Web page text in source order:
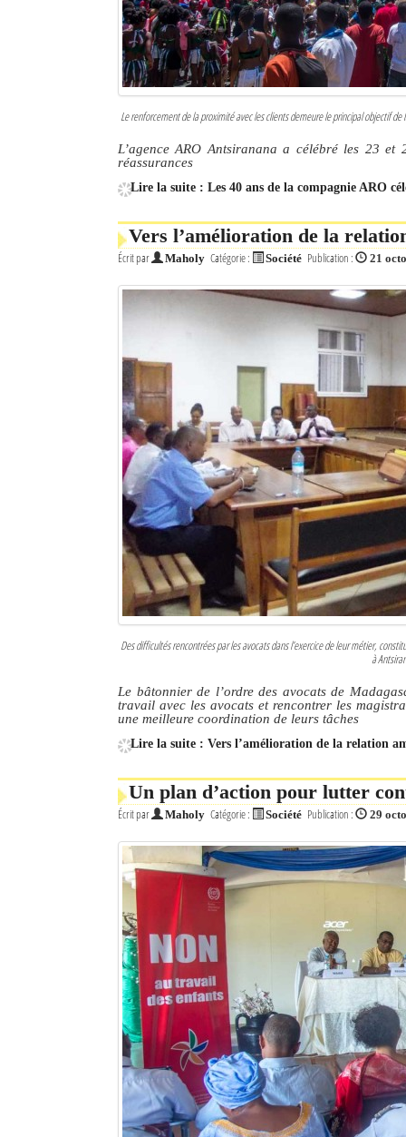
Le renforcement de la proximité avec les clients demeure le principal objectif
L’agence ARO Antsiranana a célébré les 23
réassurances
Lire la suite : Les 40 ans de la compagnie ARO
Vers l’amélioration de la
Écrit par Maholy Catégorie : Société Publication : 21
Des difficultés rencontrées par les avocats dans l’exercice de leur métier,
à
Le bâtonnier de l’ordre des avocats de
travail avec les avocats et rencontrer les
une meilleure coordination de leurs tâches
Lire la suite : Vers l’amélioration de la relation
Un plan d’action pour lutter
Écrit par Maholy Catégorie : Société Publication : 29